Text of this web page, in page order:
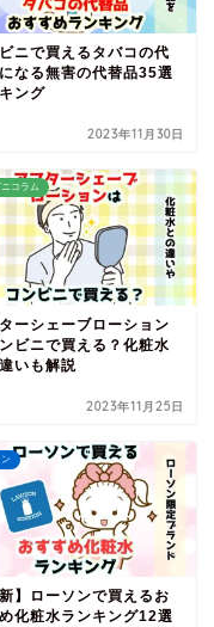
ニで買えるタバコの代
なる無害の代替品35選
ング
2023年11月30日
ニコラム
ーシェーブローション
ビニで買える？化粧水
いも解説
2023年11月25日
ン
新】ローソンで買えるお
化粧水ランキング12選